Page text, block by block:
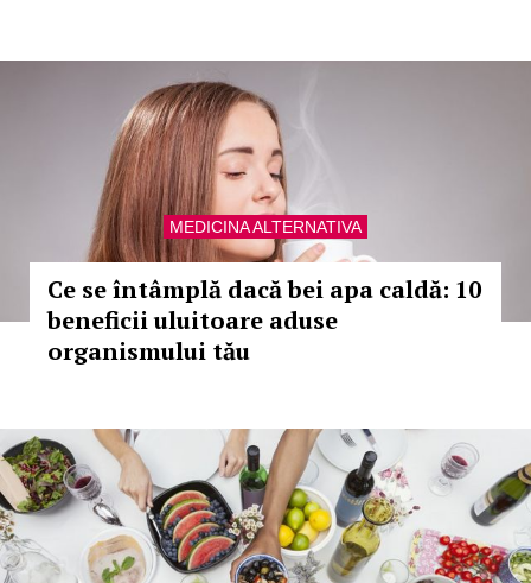
MEDICINA ALTERNATIVA
Ce se întâmplă dacă bei apa caldă: 10
beneficii uluitoare aduse
organismului tău